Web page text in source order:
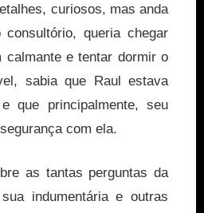
curiosos, mas anda
consultório, queria chegar
calmante e tentar dormir o
sabia que Raul estava
que principalmente, seu
com ela.
as tantas perguntas da
indumentária e outras